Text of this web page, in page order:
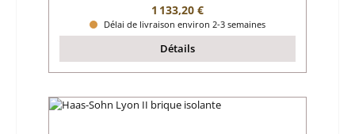
Prix régulier :
1 133,20 €
Délai de livraison environ 2-3 semaines
Détails